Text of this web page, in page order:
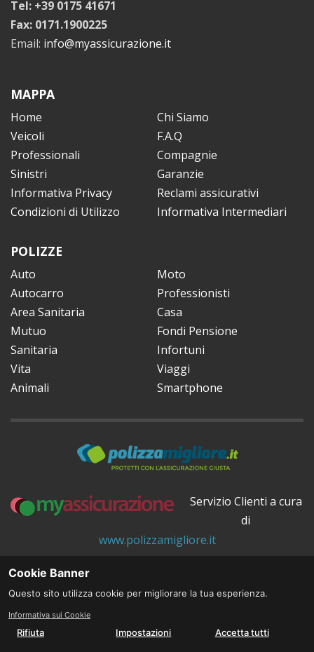
PREVENTIVO >>
Tel: +39 0175 41671
Fax: 0171.1900225
Email: info@myassicurazione.it
MAPPA
Home
Chi Siamo
Veicoli
F.A.Q
Professionali
Compagnie
Sinistri
Garanzie
Informativa Privacy
Reclami assicurativi
Condizioni di Utilizzo
Informativa Intermediari
POLIZZE
Auto
Moto
Autocarro
Professionisti
Area Sanitaria
Casa
Mutuo
Fondi Pensione
Sanitaria
Infortuni
Vita
Viaggi
Animali
Smartphone
Servizio Clienti a cura
di
www.polizzamigliore.it
© 2026 All rights reserved.
Cookie Banner
Questo sito utilizza cookie per migliorare la tua esperienza.
Informativa sui Cookie
Rifiuta Impostazioni Accetta tutti